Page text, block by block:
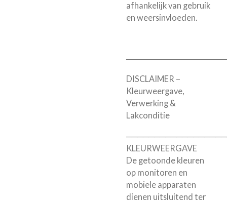
afhankelijk van gebruik
en weersinvloeden.
DISCLAIMER –
Kleurweergave,
Verwerking &
Lakconditie
KLEURWEERGAVE
De getoonde kleuren
op monitoren en
mobiele apparaten
dienen uitsluitend ter